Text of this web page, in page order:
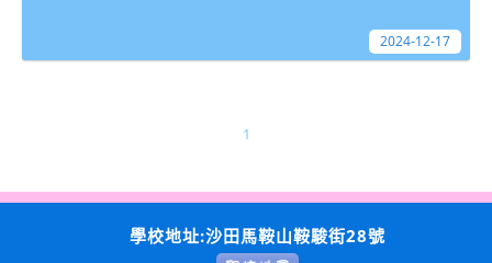
2024-12-17
1
學校地址:沙田馬鞍山鞍駿街28號